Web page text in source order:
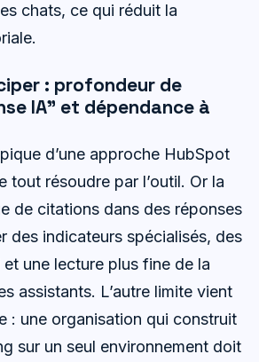
chats, ce qui réduit la
: profondeur de
IA” et dépendance à
d’une approche HubSpot
tout résoudre par l’outil. Or la
de citations dans des réponses
des indicateurs spécialisés, des
une lecture plus fine de la
assistants. L’autre limite vient
: une organisation qui construit
sur un seul environnement doit